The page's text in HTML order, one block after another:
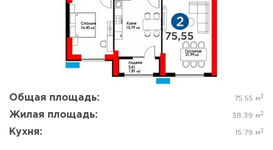
Общая площадь: 75.55 м 2
Жилая площадь: 38.39 м 2
Кухня: 15.79 м 2
Да, удалить